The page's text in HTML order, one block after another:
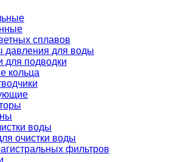
сплавов
давления для воды
для подводки
кольца
воды
очистки воды
фильтров